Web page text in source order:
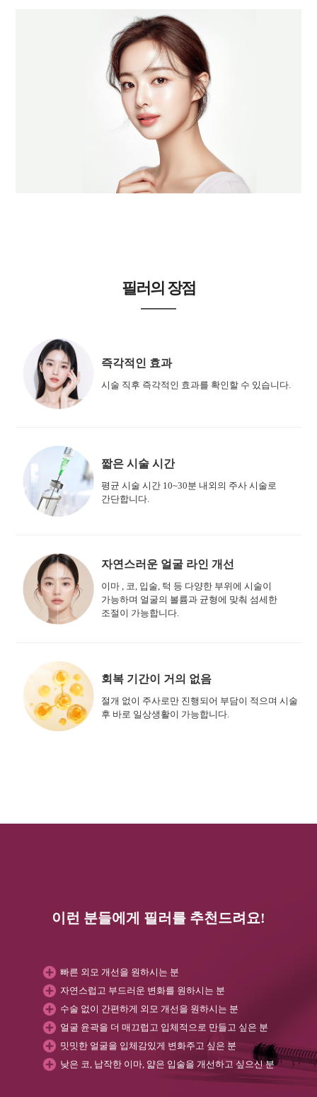
필러의 장점
즉각적인 효과
시술 직후 즉각적인 효과를 확인할 수 있습니다.
짧은 시술 시간
평균 시술 시간 10~30분 내외의 주사 시술로
간단합니다.
자연스러운 얼굴 라인 개선
이마 , 코, 입술, 턱 등 다양한 부위에 시술이
가능하며 얼굴의 볼륨과 균형에 맞춰 섬세한
조절이 가능합니다.
회복 기간이 거의 없음
절개 없이 주사로만 진행되어 부담이 적으며 시술
후 바로 일상생활이 가능합니다.
이런 분들에게 필러를 추천드려요!
빠른 외모 개선을 원하시는 분
자연스럽고 부드러운 변화를 원하시는 분
수술 없이 간편하게 외모 개선을 원하시는 분
얼굴 윤곽을 더 매끄럽고 입체적으로 만들고 싶은 분
밋밋한 얼굴을 입체감있게 변화주고 싶은 분
낮은 코, 납작한 이마, 얇은 입술을 개선하고 싶으신 분